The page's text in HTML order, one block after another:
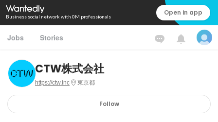
Business social network with 0M professionals Open in app
Jobs Stories
CTW株式会社
https://ctw.inc 東京都
Follow